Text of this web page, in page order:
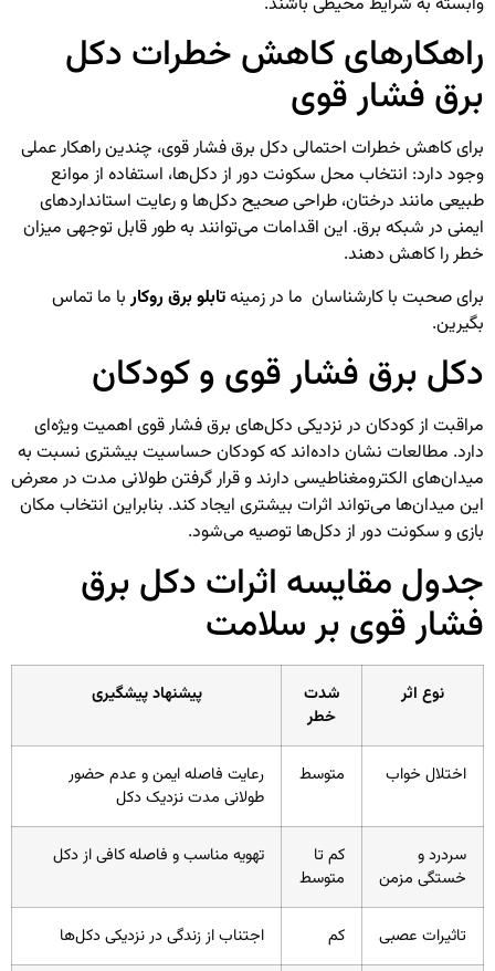
راهکارهای کاهش خطرات دکل
برق فشار قوی
برای کاهش خطرات احتمالی دکل برق فشار قوی، چندین راهکار عملی
وجود دارد: انتخاب محل سکونت دور از دکل‌ها، استفاده از موانع
طبیعی مانند درختان، طراحی صحیح دکل‌ها و رعایت استانداردهای
ایمنی در شبکه برق. این اقدامات می‌توانند به طور قابل توجهی میزان
خطر را کاهش دهند.
برای صحبت با کارشناسان ما در زمینهتابلو برق روکاربا ما تماس
بگیرین.
دکل برق فشار قوی و کودکان
مراقبت از کودکان در نزدیکی دکل‌های برق فشار قوی اهمیت ویژه‌ای
دارد. مطالعات نشان داده‌اند که کودکان حساسیت بیشتری نسبت به
میدان‌های الکترومغناطیسی دارند و قرار گرفتن طولانی مدت در معرض
این میدان‌ها می‌تواند اثرات بیشتری ایجاد کند. بنابراین انتخاب مکان
بازی و سکونت دور از دکل‌ها توصیه می‌شود.
جدول مقایسه اثرات دکل برق
فشار قوی بر سلامت
نوع اثر
شدت
خطر
پیشنهاد پیشگیری
اختلال خواب متوسط
رعایت فاصله ایمن و عدم حضور
طولانی مدت نزدیک دکل
سردرد و
خستگی مزمن
کم تا
متوسط
تهویه مناسب و فاصله کافی از دکل
تاثیرات عصبی کم اجتناب از زندگی در نزدیکی دکل‌ها